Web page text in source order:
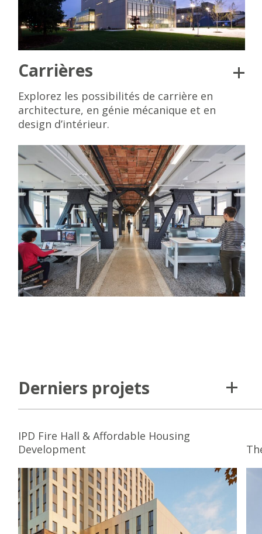
Carrières
Explorez les possibilités de carrière en
architecture, en génie mécanique et en
design d’intérieur.
Derniers projets
IPD Fire Hall & Affordable Housing
Development